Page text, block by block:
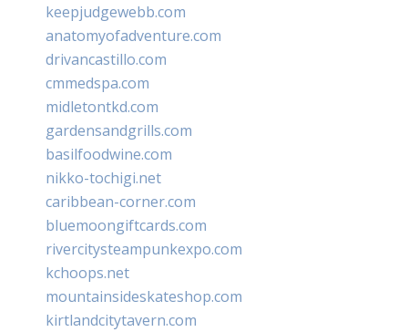
keepjudgewebb.com
anatomyofadventure.com
drivancastillo.com
cmmedspa.com
midletontkd.com
gardensandgrills.com
basilfoodwine.com
nikko-tochigi.net
caribbean-corner.com
bluemoongiftcards.com
rivercitysteampunkexpo.com
kchoops.net
mountainsideskateshop.com
kirtlandcitytavern.com